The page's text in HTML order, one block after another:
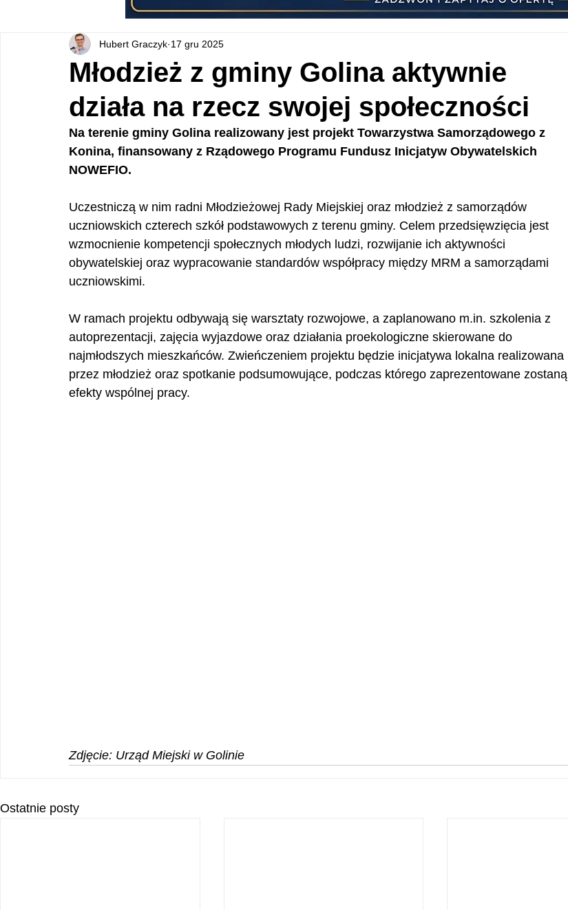
Młodzież z gminy Golina aktywnie
działa na rzecz swojej społeczności
Hubert Graczyk 17 gru 2025
Na terenie gminy Golina realizowany jest projekt Towarzystwa Samorządowego z
Konina, finansowany z Rządowego Programu Fundusz Inicjatyw Obywatelskich
NOWEFIO.
Uczestniczą w nim radni Młodzieżowej Rady Miejskiej oraz młodzież z samorządów
uczniowskich czterech szkół podstawowych z terenu gminy. Celem przedsięwzięcia jest
wzmocnienie kompetencji społecznych młodych ludzi, rozwijanie ich aktywności
obywatelskiej oraz wypracowanie standardów współpracy między MRM a samorządami
uczniowskimi.
W ramach projektu odbywają się warsztaty rozwojowe, a zaplanowano m.in. szkolenia z
autoprezentacji, zajęcia wyjazdowe oraz działania proekologiczne skierowane do
najmłodszych mieszkańców. Zwieńczeniem projektu będzie inicjatywa lokalna realizowana
przez młodzież oraz spotkanie podsumowujące, podczas którego zaprezentowane zostaną
efekty wspólnej pracy.
Zdjęcie: Urząd Miejski w Golinie
Ostatnie posty